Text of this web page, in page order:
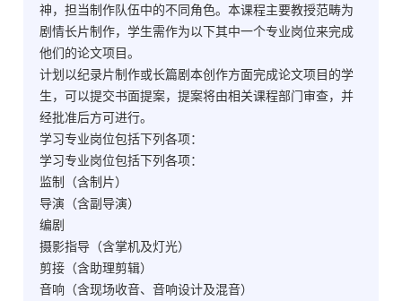
神，担当制作队伍中的不同角色。本课程主要教授范畴为
剧情长片制作，学生需作为以下其中一个专业岗位来完成
他们的论文项目。
计划以纪录片制作或长篇剧本创作方面完成论文项目的学
生，可以提交书面提案，提案将由相关课程部门审查，并
经批准后方可进行。
学习专业岗位包括下列各项：
学习专业岗位包括下列各项：
监制（含制片）
导演（含副导演）
编剧
摄影指导（含掌机及灯光）
剪接（含助理剪辑）
音响（含现场收音、音响设计及混音）